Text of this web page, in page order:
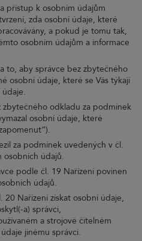
přístup k osobním údajům
zda osobní údaje, které
a pokud je tomu tak,
osobním údajům a informace
to, aby správce bez zbytečného
osobní údaje, které se Vás týkají
zbytečného odkladu za podmínek
osobní údaje, které
za podmínek uvedených v čl.
osobních údajů.
podle čl. 19 Nařízení povinen
údajů.
Nařízení získat osobní údaje,
a) správci,
a strojově čitelném
jinému správci.